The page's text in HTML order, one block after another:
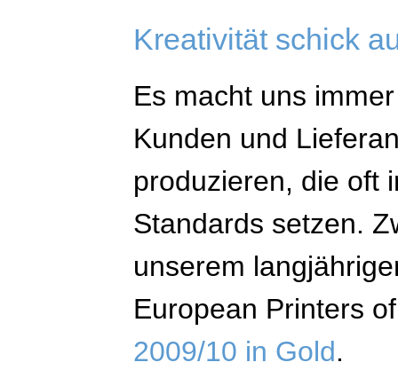
Kreativität schick
Es macht uns
Kunden und
produzieren, die oft
Standards setzen.
unserem
European Printers
2009/10 in Gold.